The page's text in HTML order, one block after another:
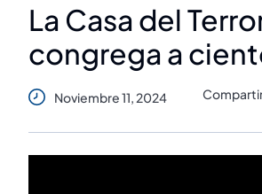
La Casa del
congrega a
Noviembre 11, 2024